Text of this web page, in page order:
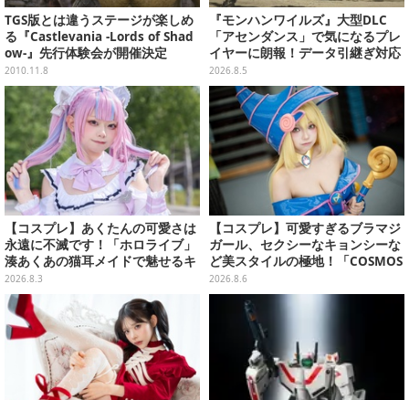
TGS版とは違うステージが楽しめ
る『Castlevania -Lords of Shad
ow-』先行体験会が開催決定
2010.11.8
『モンハンワイルズ』大型DLC
「アセンダンス」で気になるプレ
イヤーに朗報！データ引継ぎ対応
の「序盤体験版」が本日8月5日配
信
2026.8.5
【コスプレ】あくたんの可愛さは
永遠に不滅です！「ホロライブ」
湊あくあの猫耳メイドで魅せるキ
ュートなポーズと美脚が眩しい
【写真9枚】
2026.8.3
【コスプレ】可愛すぎるブラマジ
ガール、セクシーなキョンシーな
ど美スタイルの極地！「COSMOS
創作攝影展」台湾美女レイヤーま
とめ【写真26枚】
2026.8.6